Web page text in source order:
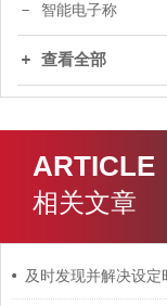
智能电子称
查看全部
ARTICLE
相关文章